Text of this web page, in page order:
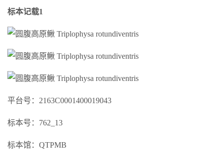
标本记载1
平台号：2163C0001400019043
标本号：762_13
标本馆：QTPMB